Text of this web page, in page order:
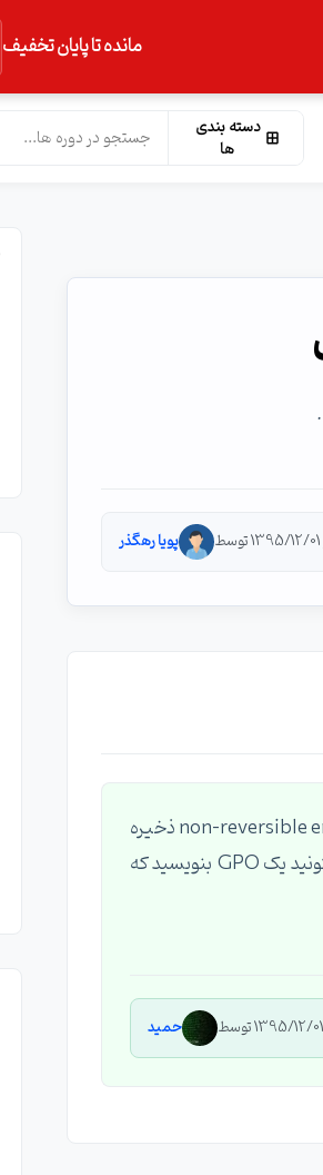
مانده تا پایان تخفیف
دسته بندی
ها
پویا رهگذر
پسورد های اکتیو دایرکتوری مشابه پسورد ویندوز بصورت رمز نگاری غیر قابل بازگشت non-reversible encryption ذخیره
می شوند. بنابراین جواب در حالت استاندارد منفی است یعنی شما قادر به این کار نیستید. اما میتونید یک GPO بنویسید که
حمید